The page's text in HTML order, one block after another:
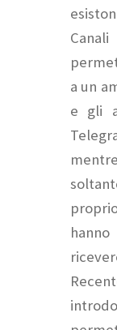
a un
e gli